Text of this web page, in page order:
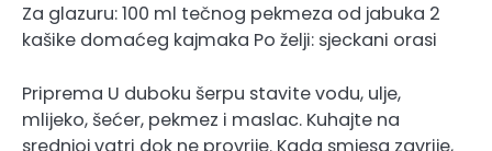
Za glazuru: 100 ml tečnog pekmeza od jabuka 2
kašike domaćeg kajmaka Po želji: sjeckani orasi
Priprema U duboku šerpu stavite vodu, ulje,
mlijeko, šećer, pekmez i maslac. Kuhajte na
srednjoj vatri dok ne provrije. Kada smjesa zavrije,